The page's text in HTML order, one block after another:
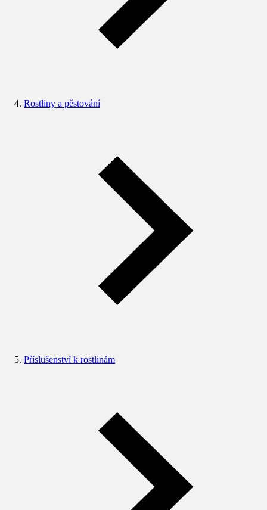
Rostliny a pěstování
Příslušenství k rostlinám